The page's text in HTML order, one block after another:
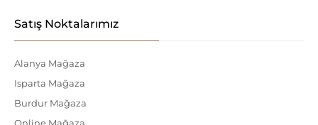
Satış Noktalarımız
Alanya Mağaza
Isparta Mağaza
Burdur Mağaza
Online Mağaza